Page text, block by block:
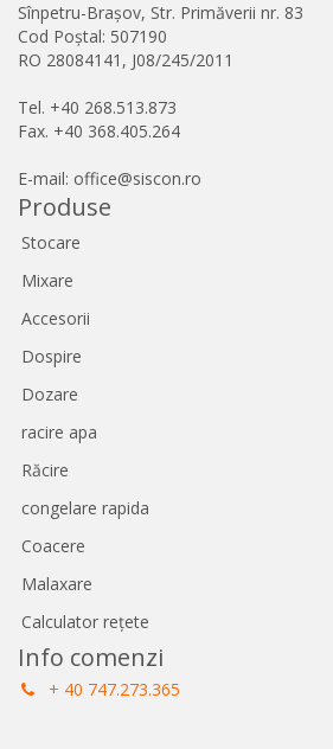
Sînpetru-Brașov, Str. Primăverii nr. 83
Cod Poștal: 507190
RO 28084141, J08/245/2011
Tel. +40 268.513.873
Fax. +40 368.405.264
E-mail: office@siscon.ro
Produse
Stocare
Mixare
Accesorii
Dospire
Dozare
racire apa
Răcire
congelare rapida
Coacere
Malaxare
Calculator rețete
Info comenzi
+ 40 747.273.365